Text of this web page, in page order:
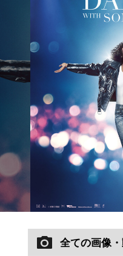
全ての画像